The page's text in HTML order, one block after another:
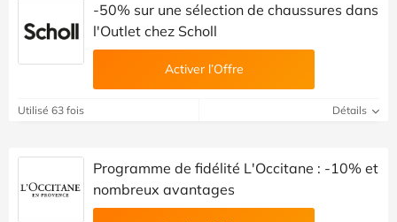
-50% sur une sélection de chaussures dans
l'Outlet chez Scholl
Activer l’Offre
Utilisé 63 fois Détails
Programme de fidélité L'Occitane : -10% et
nombreux avantages